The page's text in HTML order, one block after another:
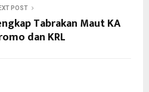
POST
Tabrakan Maut KA
dan KRL